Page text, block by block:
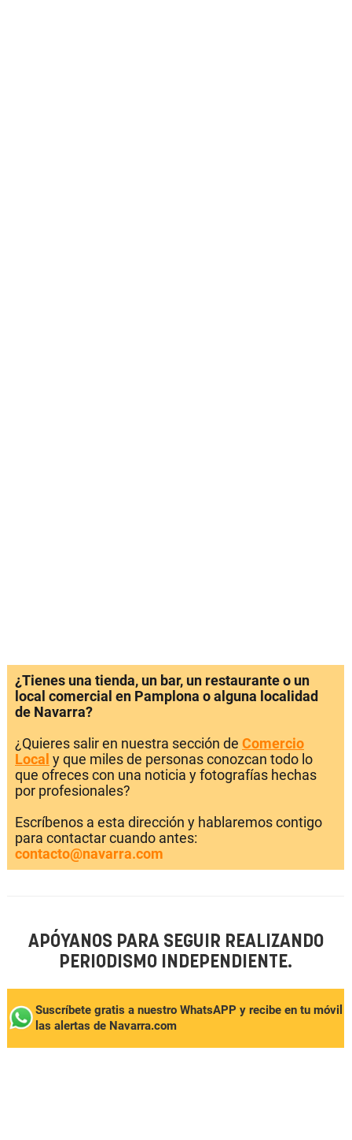
¿Tienes una tienda, un bar, un restaurante o un
local comercial en Pamplona o alguna localidad
de Navarra?
¿Quieres salir en nuestra sección de Comercio
Local y que miles de personas conozcan todo lo
que ofreces con una noticia y fotografías hechas
por profesionales?
Escríbenos a esta dirección y hablaremos contigo
para contactar cuando antes:
contacto@navarra.com
APÓYANOS PARA SEGUIR REALIZANDO
PERIODISMO INDEPENDIENTE.
Suscríbete gratis a nuestro WhatsAPP y recibe en tu móvil
las alertas de Navarra.com